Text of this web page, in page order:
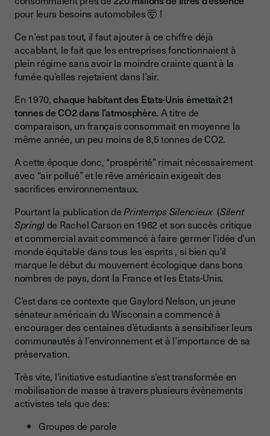
pour leurs besoins automobiles 🤯 !
Ce n’est pas tout, il faut ajouter à ce chiffre déjà
accablant, le fait que les entreprises fonctionnaient à
plein régime sans avoir la moindre crainte quant à la
fumée qu’elles rejetaient dans l’air.
En 1970,chaque habitant des Etats-Unis émettait 21
tonnes de CO2 dans l’atmosphère. A titre de
comparaison, un français consommait en moyenne la
même année, un peu moins de 8,5 tonnes de CO2.
A cette époque donc, “prospérité” rimait nécessairement
avec “air pollué” et le rêve américain exigeait des
sacrifices environnementaux.
Pourtant la publication dePrintemps Silencieux(Silent
Spring)de Rachel Carson en 1962 et son succès critique
et commercial avait commencé à faire germer l’idée d’un
monde équitable dans tous les esprits , si bien qu’il
marque le début du mouvement écologique dans bons
nombres de pays, dont la France et les Etats-Unis.
C’est dans ce contexte que Gaylord Nelson, un jeune
sénateur américain du Wisconsin a commencé à
encourager des centaines d’étudiants à sensibiliser leurs
communautés à l’environnement et à l’importance de sa
préservation.
Très vite, l'initiative estudiantine s’est transformée en
mobilisation de masse à travers plusieurs évènements
activistes tels que des:
Groupes de parole